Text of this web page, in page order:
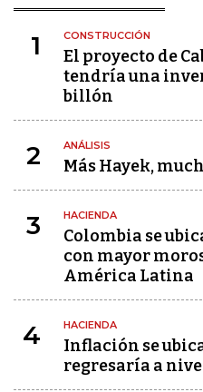
1 CONSTRUCCIÓN
El proyecto de
tendría una
billón
2 ANÁLISIS
Más Hayek,
3 HACIENDA
Colombia se
con mayor
América Latina
4 HACIENDA
Inflación se
regresaría a